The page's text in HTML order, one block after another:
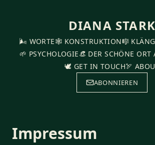
DIANA STARK
🌬️ WORTE🕸️ KONSTRUKTION🎼
🌱 PSYCHOLOGIE👒 DER SCHÖNE ORT
🕊️ GET IN TOUCH🏹
ABONNIEREN
Impressum